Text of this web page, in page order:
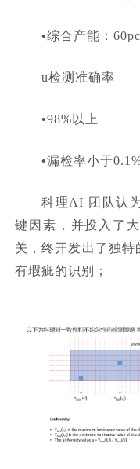
•综合产能：
u检测准确率
•98%以上
•漏检率小于
科理AI 团队认
键因素，并投入了
关，终开发出了独
有瑕疵的识别；